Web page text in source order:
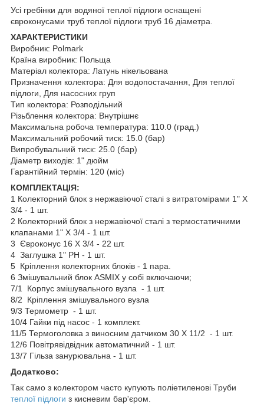
Усі гребінки для водяної теплої підлоги оснащені
євроконусами труб теплої підлоги труб 16 діаметра.
ХАРАКТЕРИСТИКИ
Виробник: Polmark
Країна виробник: Польща
Матеріал колектора: Латунь нікельована
Призначення колектора: Для водопостачання, Для теплої
підлоги, Для насосних груп
Тип колектора: Розподільний
Різьблення колектора: Внутрішнє
Максимальна робоча температура: 110.0 (град.)
Максимальний робочий тиск: 15.0 (бар)
Випробувальний тиск: 25.0 (бар)
Діаметр виходів: 1" дюйм
Гарантійний термін: 120 (міс)
КОМПЛЕКТАЦІЯ:
1 Колекторний блок з нержавіючої сталі з витратомірами 1" Х
3/4 - 1 шт.
2 Колекторний блок з нержавіючої сталі з термостатичними
клапанами 1" Х 3/4 - 1 шт.
3 Євроконус 16 Х 3/4 - 22 шт.
4 Заглушка 1" РН - 1 шт.
5 Кріплення колекторних блоків - 1 пара.
6 Змішувальний блок ASMIX у собі включаючи;
7/1 Корпус змішувального вузла - 1 шт.
8/2 Кріплення змішувального вузла
9/3 Термометр - 1 шт.
10/4 Гайки під насос - 1 комплект.
11/5 Термоголовка з виносним датчиком 30 Х 11/2 - 1 шт.
12/6 Повітрявідвідник автоматичний - 1 шт.
13/7 Гільза занурювальна - 1 шт.
Додатково:
Так само з колектором часто купують поліетиленові Труби
теплої підлоги з кисневим бар'єром.